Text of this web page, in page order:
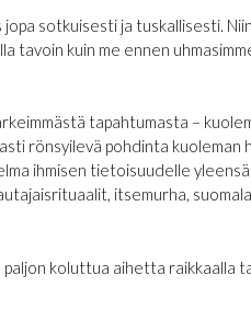
sotkuisesti ja tuskallisesti.
tavoin kuin me ennen
tapahtumasta –
rönsyilevä pohdinta kuoleman
ihmisen tietoisuudelle
itsemurha,
koluttua aihetta raikkaalla